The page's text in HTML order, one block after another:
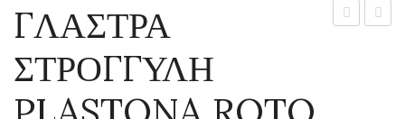
ΓΛΑΣΤΡΑ
ΣΤΡΟΓΓΥΛΗ